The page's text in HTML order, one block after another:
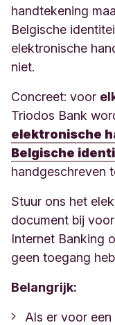
handtekening
Belgische
elektronische
niet.
Concreet: voor
Triodos Bank
elektronische
Belgische
handgeschreven
Stuur ons het
document bij
Internet Banking
geen toegang
Belangrijk:
Als er voor